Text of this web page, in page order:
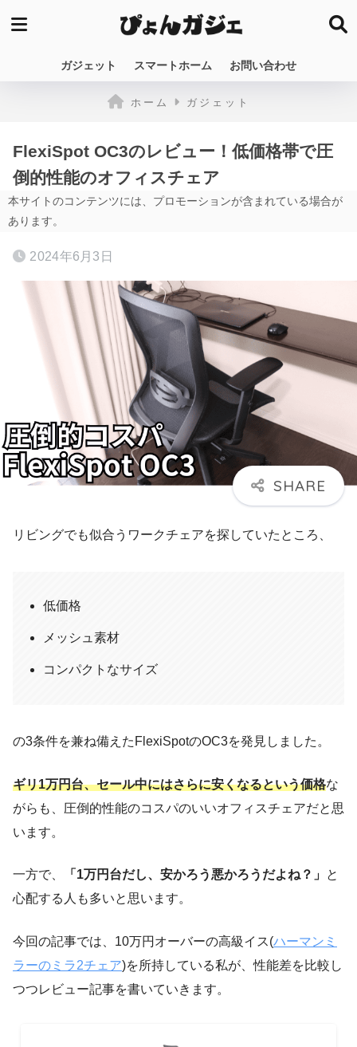
ガジェット スマートホーム お問い合わせ
ホーム ガジェット
FlexiSpot OC3のレビュー！低価格帯で圧
倒的性能のオフィスチェア
本サイトのコンテンツには、プロモーションが含まれている場合が
あります。
2024年6月3日
リビングでも似合うワークチェアを探していたところ、
低価格
メッシュ素材
コンパクトなサイズ
の3条件を兼ね備えたFlexiSpotのOC3を発見しました。
ギリ1万円台、セール中にはさらに安くなるという価格な
がらも、圧倒的性能のコスパのいいオフィスチェアだと思
います。
一方で、 「1万円台だし、安かろう悪かろうだよね？」
と
心配する人も多いと思います。
今回の記事では、10万円オーバーの高級イス(ハーマンミ
ラーのミラ2チェア)を所持している私が、性能差を比較し
つつレビュー記事を書いていきます。